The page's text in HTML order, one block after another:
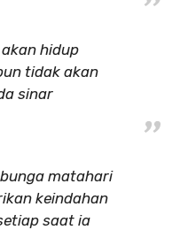
hidup
tidak akan
sinar
matahari
keindahan
saat ia